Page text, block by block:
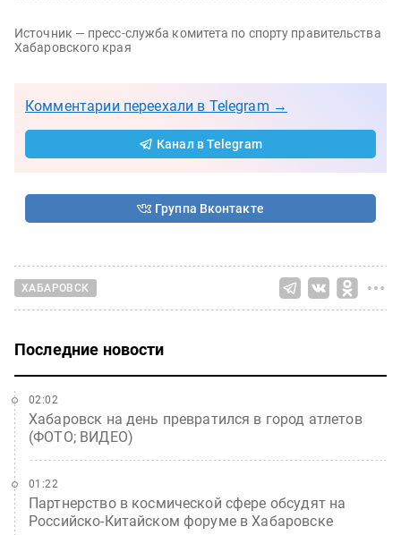
Источник — пресс-служба комитета по спорту правительства
Хабаровского края
Комментарии переехали в Telegram →
Канал в Telegram
Группа Вконтакте
ХАБАРОВСК
Последние новости
Хабаровск на день превратился в город атлетов
(ФОТО; ВИДЕО)
02:02
Партнерство в космической сфере обсудят на
Российско-Китайском форуме в Хабаровске
01:22